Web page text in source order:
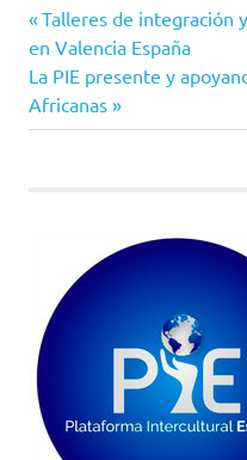
Navegación
de
entradas
Entrada
anterior:
Talleres de integración
en Valencia España
Siguiente
entrada:
La PIE presente y
Africanas